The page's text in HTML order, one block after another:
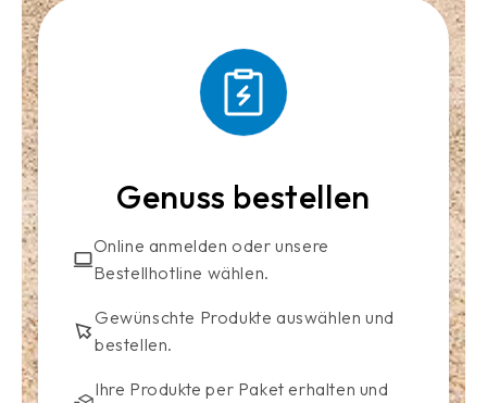
Genuss bestellen
Online anmelden oder unsere
Bestellhotline wählen.
Gewünschte Produkte auswählen und
bestellen.
Ihre Produkte per Paket erhalten und